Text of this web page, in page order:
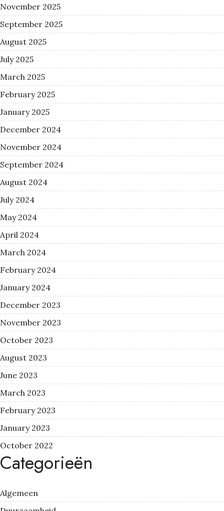
November 2025
September 2025
August 2025
July 2025
March 2025
February 2025
January 2025
December 2024
November 2024
September 2024
August 2024
July 2024
May 2024
April 2024
March 2024
February 2024
January 2024
December 2023
November 2023
October 2023
August 2023
June 2023
March 2023
February 2023
January 2023
October 2022
Categorieën
Algemeen